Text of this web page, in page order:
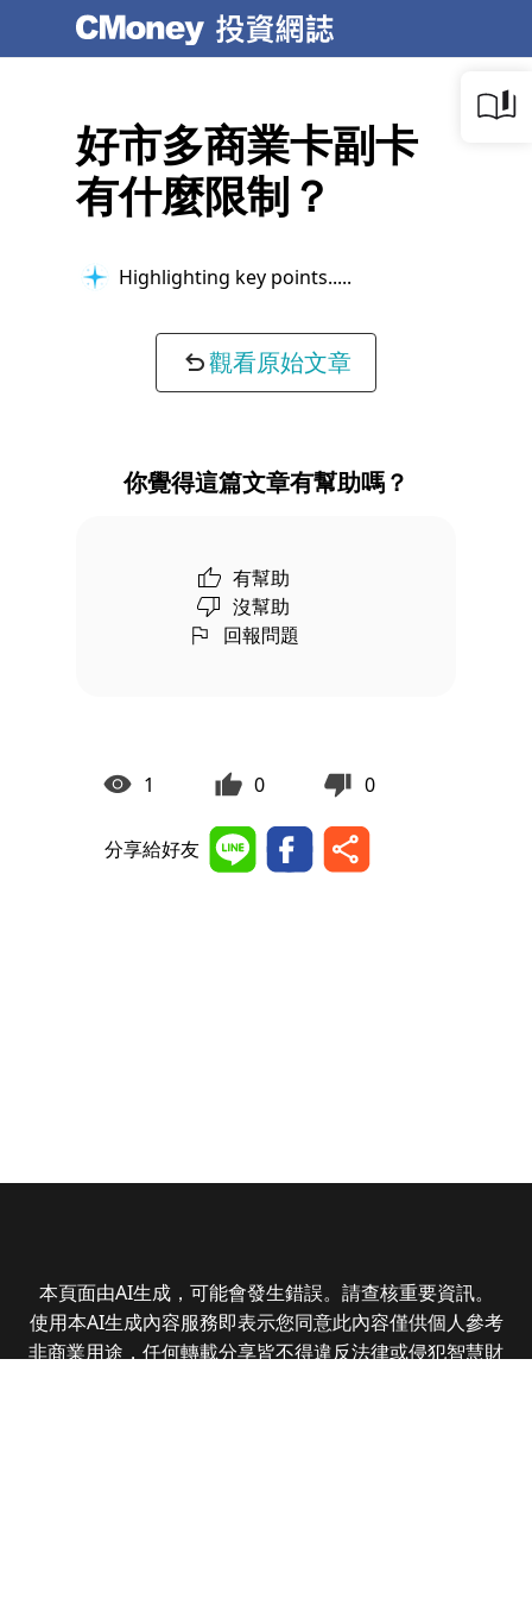
好市多商業卡副卡
有什麼限制？
Highlighting key points...
觀看原始文章
你覺得這篇文章有幫助嗎？
有幫助
沒幫助
回報問題
1 0 0
分享給好友
本頁面由AI生成，可能會發生錯誤。請查核重要資訊。
使用本AI生成內容服務即表示您同意此內容僅供個人參考
非商業用途，任何轉載分享皆不得違反法律或侵犯智慧財